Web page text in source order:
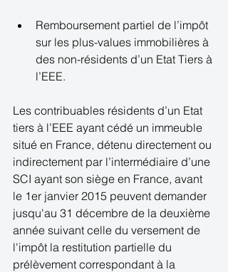
Remboursement partiel de l’impôt
sur les plus-values immobilières à
des non-résidents d’un Etat Tiers à
l’EEE.
Les contribuables résidents d’un Etat
tiers à l’EEE ayant cédé un immeuble
situé en France, détenu directement ou
indirectement par l’intermédiaire d’une
SCI ayant son siège en France, avant
le 1er janvier 2015 peuvent demander
jusqu'au 31 décembre de la deuxième
année suivant celle du versement de
l'impôt la restitution partielle du
prélèvement correspondant à la